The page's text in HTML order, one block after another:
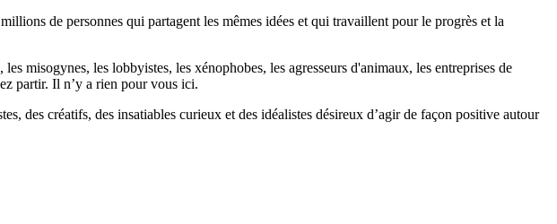
de personnes qui partagent les mêmes idées et qui travaillent pour le progrès et la
misogynes, les lobbyistes, les xénophobes, les agresseurs d'animaux, les entreprises de
partir. Il n’y a rien pour vous ici.
des créatifs, des insatiables curieux et des idéalistes désireux d’agir de façon positive autour